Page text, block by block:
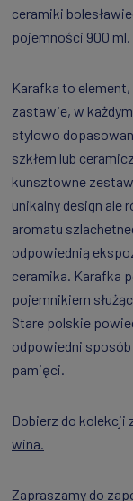
ceramiki
pojemności 900 ml.
Karafka to
zastawie, w
stylowo
szkłem lub
kunsztowne
unikalny design ale
aromatu
odpowiednią
ceramika. Karafka
pojemnikiem
Stare polskie
odpowiedni sposób
pamięci.
Dobierz do kolekcji
wina.
Zapraszamy do